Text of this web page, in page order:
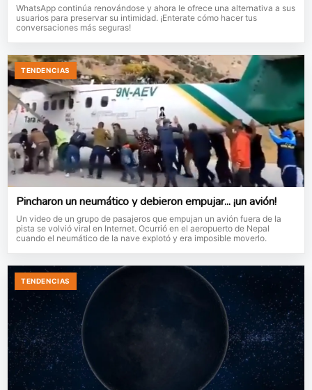
WhatsApp continúa renovándose y ahora le ofrece una alternativa a sus
usuarios para preservar su intimidad. ¡Enterate cómo hacer tus
conversaciones más seguras!
TENDENCIAS
Pincharon un neumático y debieron empujar... ¡un avión!
Un video de un grupo de pasajeros que empujan un avión fuera de la
pista se volvió viral en Internet. Ocurrió en el aeropuerto de Nepal
cuando el neumático de la nave explotó y era imposible moverlo.
TENDENCIAS